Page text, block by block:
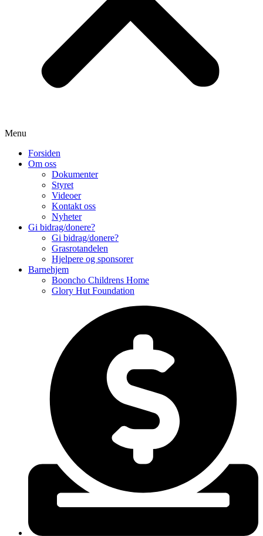
Menu
Forsiden
Om oss
Dokumenter
Styret
Videoer
Kontakt oss
Nyheter
Gi bidrag/donere?
Gi bidrag/donere?
Grasrotandelen
Hjelpere og sponsorer
Barnehjem
Booncho Childrens Home
Glory Hut Foundation